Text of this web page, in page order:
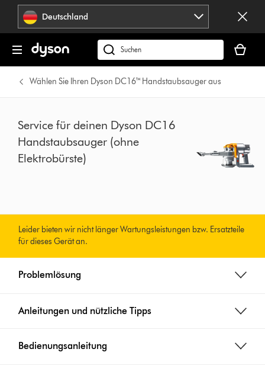
Navigation
überspringenDeutschland
dyson.de
durchsuchen
ist
Wählen Sie Ihren Dyson DC16™ Handstaubsauger aus
Service für deinen Dyson DC16
Handstaubsauger (ohne
Elektrobürste)
Leider bieten wir nicht länger Wartungsleistungen bzw. Ersatzteile
für dieses Gerät an.
Problemlösung
Anleitungen und nützliche Tipps
Bedienungsanleitung